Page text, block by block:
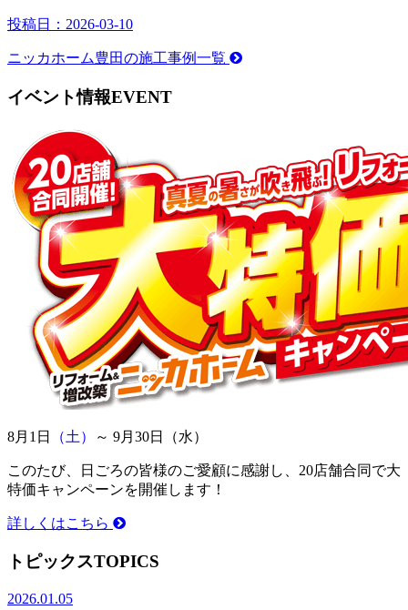
投稿日： 2026-03-10
ニッカホーム豊田の施工事例一覧
イベント情報EVENT
8月1日 （土） ～ 9月30日（水）
このたび、日ごろの皆様のご愛顧に感謝し、20店舗合同で大
特価キャンペーンを開催します！
詳しくはこちら
トピックスTOPICS
2026.01.05